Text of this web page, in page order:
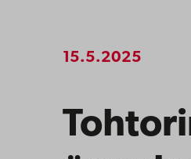
15.5.2025